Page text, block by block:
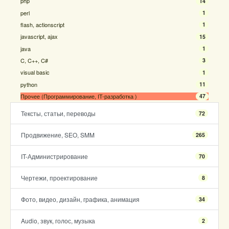
perl 1
flash, actionscript 1
javascript, ajax 15
java 1
C, C++, C# 3
visual basic 1
python 11
Прочее (Программирование, IT-разработка ) 47
Тексты, статьи, переводы 72
Продвижение, SEO, SMM 265
IT-Администрирование 70
Чертежи, проектирование 8
Фото, видео, дизайн, графика, анимация 34
Audio, звук, голос, музыка 2